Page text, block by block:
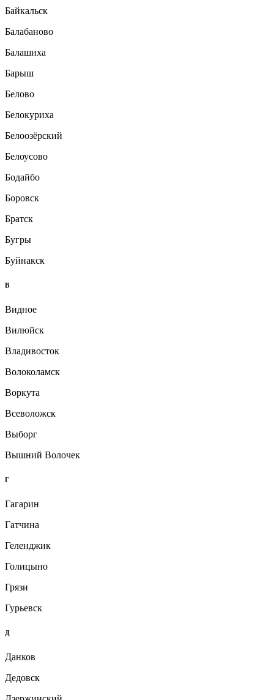
Байкальск
Балабаново
Балашиха
Барыш
Белово
Белокуриха
Белоозёрский
Белоусово
Бодайбо
Боровск
Братск
Бугры
Буйнакск
В
Видное
Вилюйск
Владивосток
Волоколамск
Воркута
Всеволожск
Выборг
Вышний Волочек
Г
Гагарин
Гатчина
Геленджик
Голицыно
Грязи
Гурьевск
Д
Данков
Дедовск